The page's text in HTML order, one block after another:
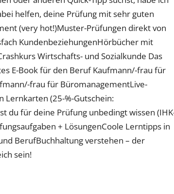
helfen, deine Prüfung mit sehr guten
(very hot!)Muster-Prüfungen direkt von
KundenbeziehungenHörbücher mit
Wirtschafts- und Sozialkunde Das
E-Book für den Beruf Kaufmann/-frau für
frau für BüromanagementLive-
(25-%-Gutschein:
du für deine Prüfung unbedingt wissen
+ LösungenCoole Lerntipps in
BerufBuchhaltung verstehen – der
sein!